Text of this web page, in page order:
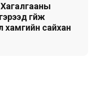
гүйж
хамгийн сайхан